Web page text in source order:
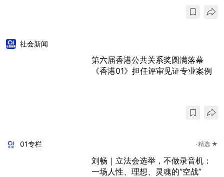
社会新闻
第六届香港公共关系奖圆满落幕
《香港01》担任评审见证专业案例
01专栏 精选 ★
刘畅｜立法会选举，不做录音机：
一场人性、理想、灵魂的“空战”